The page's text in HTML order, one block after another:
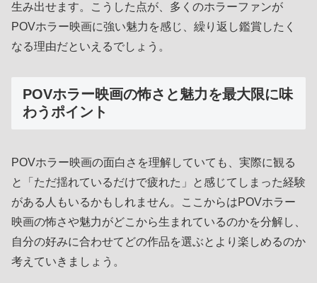
生み出せます。こうした点が、多くのホラーファンが
POVホラー映画に強い魅力を感じ、繰り返し鑑賞したく
なる理由だといえるでしょう。
POVホラー映画の怖さと魅力を最大限に味
わうポイント
POVホラー映画の面白さを理解していても、実際に観る
と「ただ揺れているだけで疲れた」と感じてしまった経験
がある人もいるかもしれません。ここからはPOVホラー
映画の怖さや魅力がどこから生まれているのかを分解し、
自分の好みに合わせてどの作品を選ぶとより楽しめるのか
考えていきましょう。